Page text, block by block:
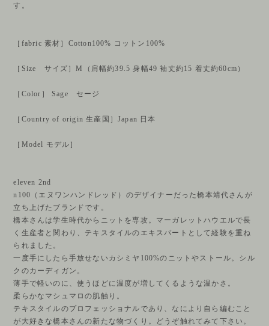
す。
［fabric 素材］Cotton100% コットン100%
［Size サイズ］M（肩幅約39.5 身幅49 袖丈約15 着丈約60cm）
［Color］ Sage セージ
［Country of origin 生産国］Japan 日本
［Model モデル］
eleven 2nd
n100（エヌワンハンドレッド）のデザイナーだった橋本靖代さんが
立ち上げたブランドです。
橋本さんは学生時代からニットを専攻。マーガレットハウエルで長
く生産者と関わり、テキスタイルのエキスパートとして経験を重ね
られました。
一度手にしたら手放せないカシミヤ100%のニットやストール。シル
クのカーディガン。
薄手で軽いのに、使うほどに温度が増してくるような温かさ。
柔らかなマシュマロの肌触り。
テキスタイルのプロフェッショナルであり、なにより自ら編むこと
が大好きな橋本さんの新たな物づくり。どうぞ触れてみて下さい。